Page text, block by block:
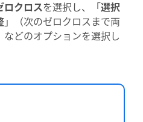
ロクロスを選択し、「選択
」（次のゼロクロスまで両
どのオプションを選択し